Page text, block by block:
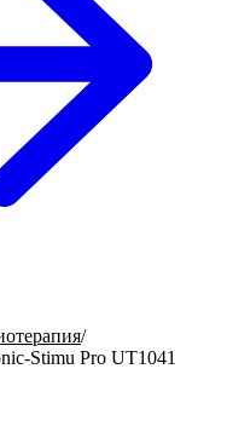
/
Stimu Pro UT1041